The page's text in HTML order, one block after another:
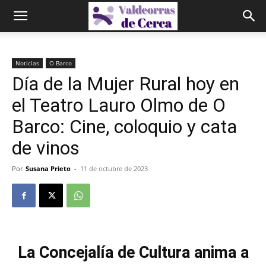
Noticias O Barco
Día de la Mujer Rural hoy en
el Teatro Lauro Olmo de O
Barco: Cine, coloquio y cata
de vinos
Por Susana Prieto - 11 de octubre de 2023
La Concejalía de Cultura anima a